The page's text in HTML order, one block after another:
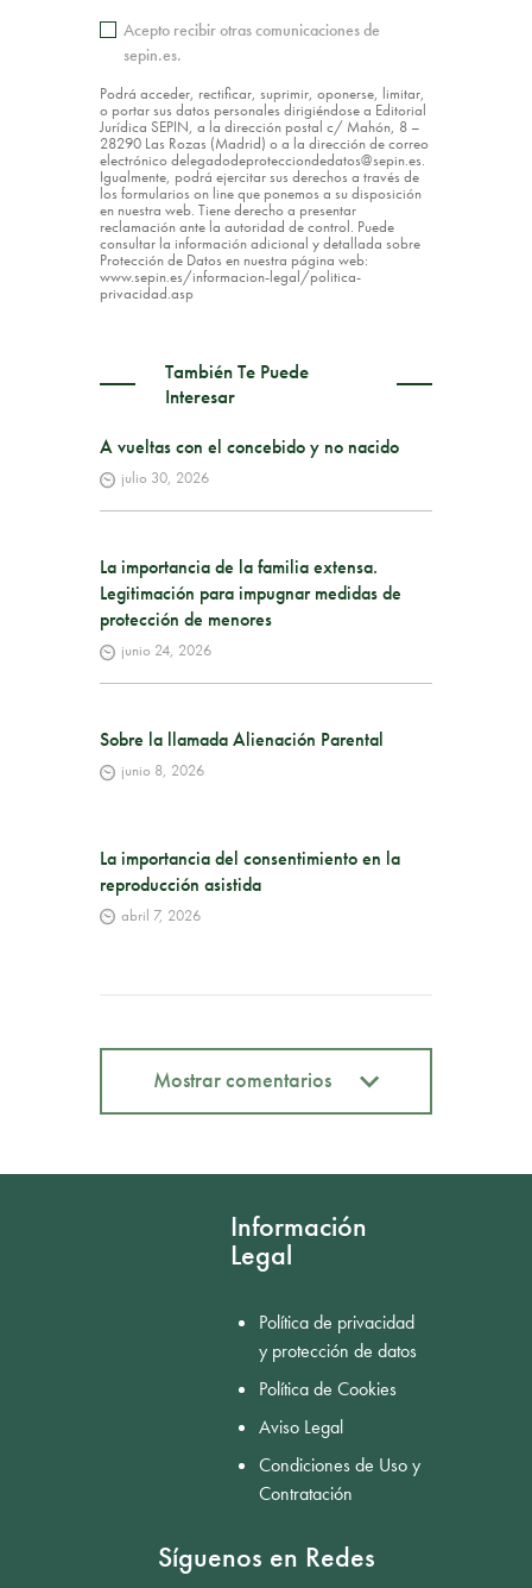
Acepto recibir otras comunicaciones de
sepin.es.
Podrá acceder, rectificar, suprimir, oponerse, limitar,
o portar sus datos personales dirigiéndose a Editorial
Jurídica SEPIN, a la dirección postal c/ Mahón, 8 –
28290 Las Rozas (Madrid) o a la dirección de correo
electrónico delegadodeprotecciondedatos@sepin.es.
Igualmente, podrá ejercitar sus derechos a través de
los formularios on line que ponemos a su disposición
en nuestra web. Tiene derecho a presentar
reclamación ante la autoridad de control. Puede
consultar la información adicional y detallada sobre
Protección de Datos en nuestra página web:
www.sepin.es/informacion-legal/politica-
privacidad.asp
También Te Puede
Interesar
A vueltas con el concebido y no nacido
julio 30, 2026
La importancia de la familia extensa.
Legitimación para impugnar medidas de
protección de menores
junio 24, 2026
Sobre la llamada Alienación Parental
junio 8, 2026
La importancia del consentimiento en la
reproducción asistida
abril 7, 2026
Mostrar comentarios
Información
Legal
Política de privacidad
y protección de datos
Política de Cookies
Aviso Legal
Condiciones de Uso y
Contratación
Síguenos en Redes